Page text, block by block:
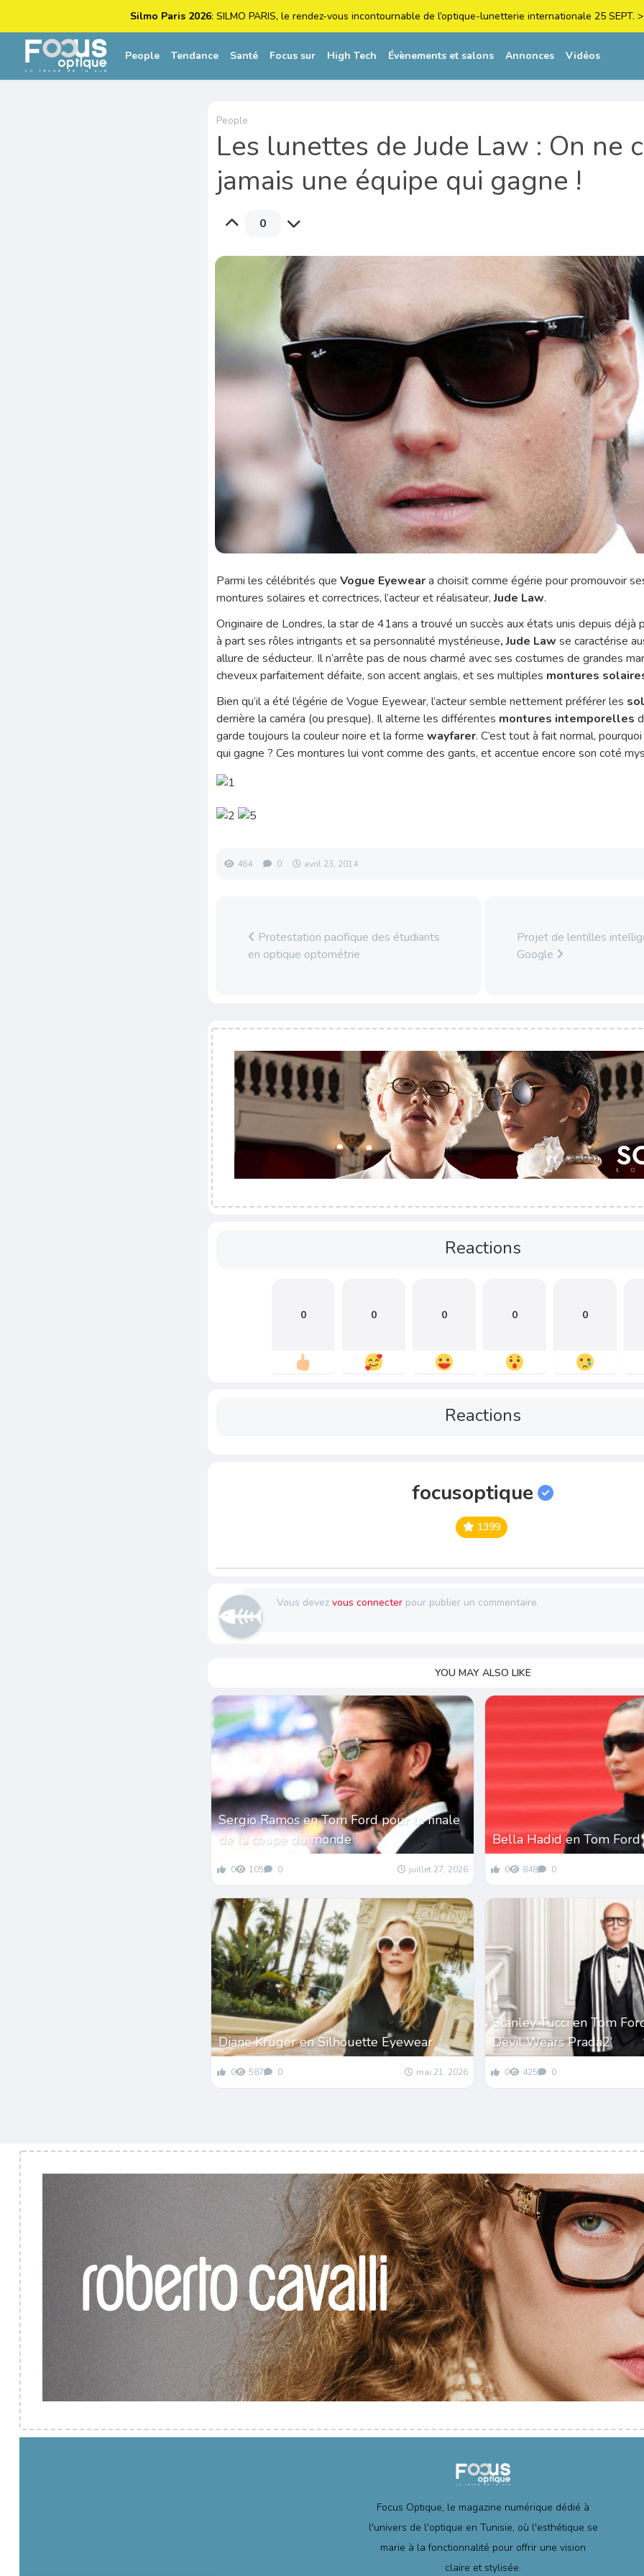
Silmo Paris 2026: SILMO PARIS, le rendez-vous incontournable de l’optique-lunetterie internationale 25 SEPT. >
People Tendance Santé Focus sur High Tech Évènements et salons Annonces Vidéos
People
Les lunettes de Jude Law : On ne
jamais une équipe qui gagne !
0
Parmi les célébrités queVogue Eyeweara choisit comme égérie pour promouvoir
montures solaires et correctrices, l’acteur et réalisateur,Jude Law.
Originaire de Londres, la star de 41ans a trouvé un succès aux états unis depuis déjà
à part ses rôles intrigants et sa personnalité mystérieuse, Jude Law se caractérise
allure de séducteur. Il n’arrête pas de nous charmé avec ses costumes de grandes
cheveux parfaitement défaite, son accent anglais, et ses multiples montures
Bien qu’il a été l’égérie de Vogue Eyewear, l’acteur semble nettement préférer les
derrière la caméra (ou presque). Il alterne les différentes montures intemporelles
garde toujours la couleur noire et la formewayfarer. C’est tout à fait normal,
qui gagne ? Ces montures lui vont comme des gants, et accentue encore son coté
464 0 avril 23, 2014
Protestation pacifique des étudiants
en optique optométrie
Projet de lentilles
Google
Reactions
0 0 0 0 0
Reactions
focusoptique
1399
Vous devezvous connecter pour publier un commentaire.
YOU MAY ALSO LIKE
Sergio Ramos en Tom Ford pour la finale
de la coupe du monde
0 105 0 juillet 27, 2026
Bella Hadid en Tom Ford
0 848 0
Diane Kruger en Silhouette Eyewear
0 587 0 mai 21, 2026
Stanley Tucci en Tom
Devil Wears Prada2’
0 425 0
Focus Optique, le magazine numérique dédié à
l'univers de l'optique en Tunisie, où l'esthétique se
marie à la fonctionnalité pour offrir une vision
claire et stylisée.